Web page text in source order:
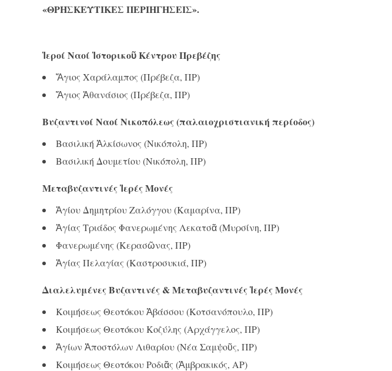
«ΘΡΗΣΚΕΥΤΙΚΕΣ ΠΕΡΙΗΓΗΣΕΙΣ».
Ἱεροί Ναοί Ἱστορικοῦ Κέντρου Πρεβέζης
Ἅγιος Χαράλαμπος (Πρέβεζα, ΠΡ)
Ἅγιος Ἀθανάσιος (Πρέβεζα, ΠΡ)
Βυζαντινοί Ναοί Νικοπόλεως (παλαιοχριστιανική περίοδος)
Βασιλική Ἀλκίσωνος (Νικόπολη, ΠΡ)
Βασιλική Δουμετίου (Νικόπολη, ΠΡ)
Μεταβυζαντινές Ἱερές Μονές
Ἁγίου Δημητρίου Ζαλόγγου (Καμαρίνα, ΠΡ)
Ἁγίας Τριάδος Φανερωμένης Λεκατσᾶ (Μυρσίνη, ΠΡ)
Φανερωμένης (Κερασῶνας, ΠΡ)
Ἁγίας Πελαγίας (Καστροσυκιά, ΠΡ)
Διαλελυμένες Βυζαντινές & Μεταβυζαντινές Ἱερές Μονές
Κοιμήσεως Θεοτόκου Ἀβάσσου (Κοτσανόπουλο, ΠΡ)
Κοιμήσεως Θεοτόκου Κοζύλης (Αρχάγγελος, ΠΡ)
Ἁγίων Ἀποστόλων Λιθαρίου (Νέα Σαμψοῦς, ΠΡ)
Κοιμήσεως Θεοτόκου Ροδιᾶς (Ἀμβρακικός, ΑΡ)